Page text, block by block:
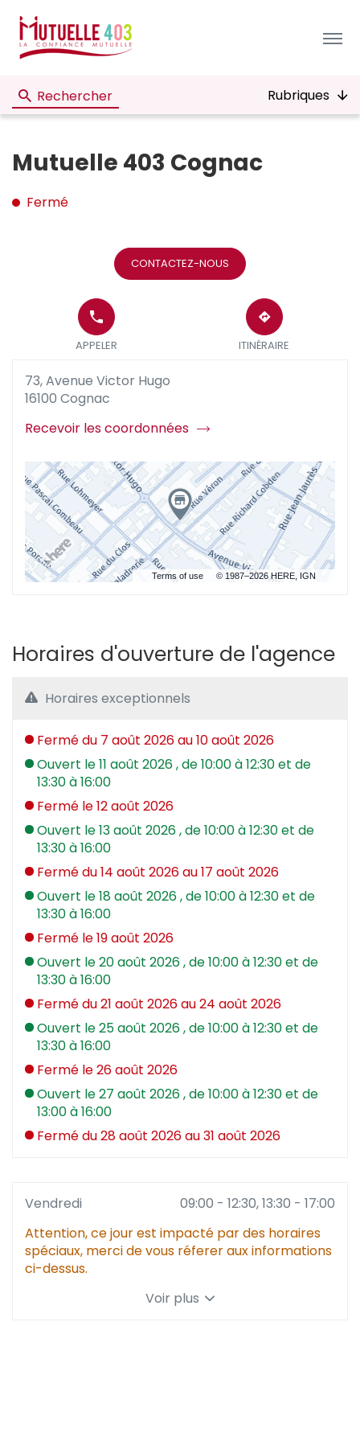
Menu
Rechercher Rubriques
Mutuelle 403 Cognac
Fermé
CONTACTEZ-NOUS
APPELER LE
POINT DE
VENTE
403
COGNAC
APPELER ITINÉRAIRE
JUSQU'AU
POINT
DE
73, Avenue Victor Hugo
16100 Cognac
Recevoir les coordonnées
du
point
de
vente
Mutuelle
403
Cognac
Terms of use © 1987–2026 HERE, IGN
Horaires d'ouverture de l'agence
Horaires exceptionnels
Fermédu 7 août 2026 au 10 août 2026
Ouvert le 11 août 2026, de 10:00 à 12:30 et de
13:30 à 16:00
Fermé le 12 août 2026
Ouvert le 13 août 2026, de 10:00 à 12:30 et de
13:30 à 16:00
Fermédu 14 août 2026 au 17 août 2026
Ouvert le 18 août 2026, de 10:00 à 12:30 et de
13:30 à 16:00
Fermé le 19 août 2026
Ouvert le 20 août 2026, de 10:00 à 12:30 et de
13:30 à 16:00
Fermédu 21 août 2026 au 24 août 2026
Ouvert le 25 août 2026, de 10:00 à 12:30 et de
13:30 à 16:00
Fermé le 26 août 2026
Ouvert le 27 août 2026, de 10:00 à 12:30 et de
13:00 à 16:00
Fermédu 28 août 2026 au 31 août 2026
Horaires
d'aujourd'hui
Vendredi 09:00 - 12:30 13:30 - 17:00
Attention, ce jour est impacté par des horaires
spéciaux, merci de vous réferer aux informations
ci-dessus.
Voir plus
et